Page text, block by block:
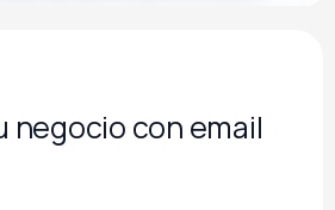
negocio con email